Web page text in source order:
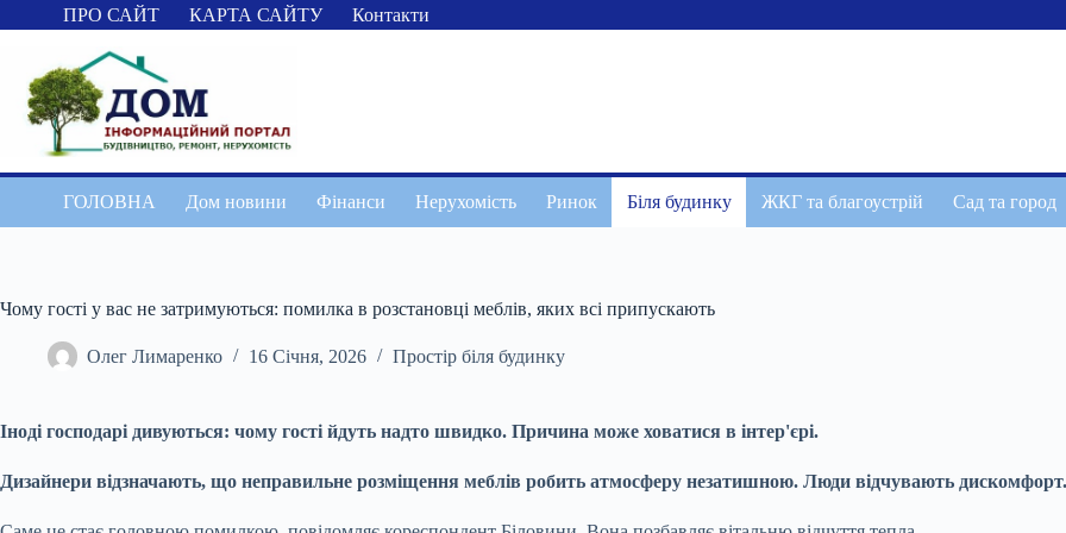
Перейти
до
ПРО САЙТ КАРТА САЙТУ Контакти
ГОЛОВНА Дом новини Фінанси Нерухомість Ринок Біля будинку ЖКГ та благоустрій Сад та город
Чому гості у вас не затримуються: помилка в розстановці меблів, яких всі припускають
Олег Лимаренко 16 Січня, 2026 Простір біля будинку
Іноді господарі дивуються: чому гості йдуть надто швидко. Причина може ховатися в інтер'єрі.
Дизайнери відзначають, що неправильне розміщення меблів робить атмосферу незатишною. Люди відчувають дискомфорт.